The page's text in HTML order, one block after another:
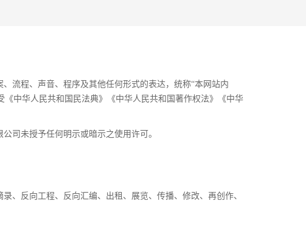
流程、声音、程序及其他任何形式的表达，统称“本网站内
中华人民共和国民法典》《中华人民共和国著作权法》《中华
司未授予任何明示或暗示之使用许可。
、反向工程、反向汇编、出租、展览、传播、修改、再创作、